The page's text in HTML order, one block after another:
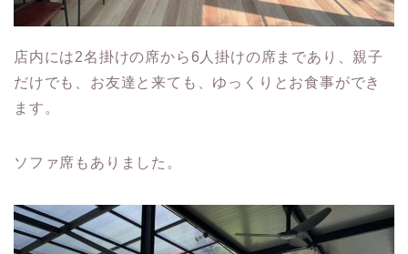
店内には2名掛けの席から6人掛けの席まであり、親子
だけでも、お友達と来ても、ゆっくりとお食事ができ
ます。
ソファ席もありました。